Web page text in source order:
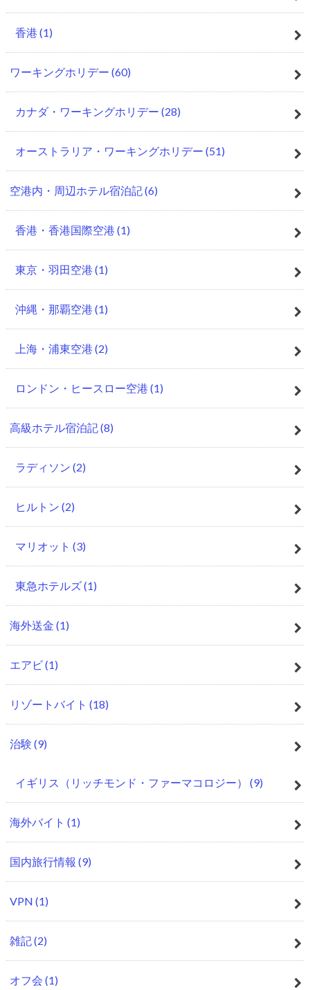
香港 (1)
ワーキングホリデー (60)
カナダ・ワーキングホリデー (28)
オーストラリア・ワーキングホリデー (51)
空港内・周辺ホテル宿泊記 (6)
香港・香港国際空港 (1)
東京・羽田空港 (1)
沖縄・那覇空港 (1)
上海・浦東空港 (2)
ロンドン・ヒースロー空港 (1)
高級ホテル宿泊記 (8)
ラディソン (2)
ヒルトン (2)
マリオット (3)
東急ホテルズ(1)
海外送金 (1)
エアビ(1)
リゾートバイト (18)
治験 (9)
イギリス（リッチモンド・ファーマコロジー） (9)
海外バイト (1)
国内旅行情報 (9)
VPN (1)
雑記 (2)
オフ会 (1)